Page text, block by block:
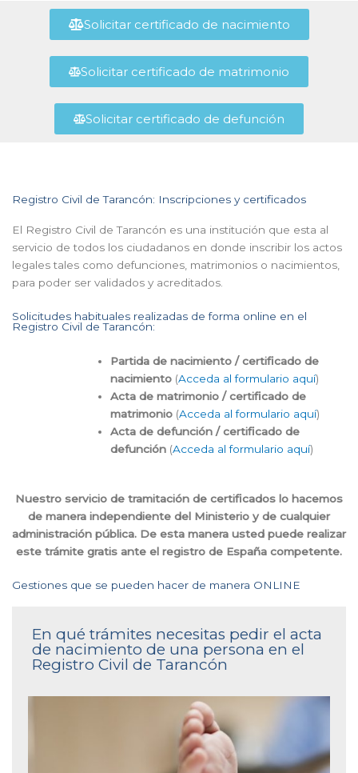
Solicitar certificado de nacimiento
Solicitar certificado de matrimonio
Solicitar certificado de defunción
Registro Civil de Tarancón: Inscripciones y certificados
El Registro Civil de Tarancón es una institución que esta al
servicio de todos los ciudadanos en donde inscribir los actos
legales tales como defunciones, matrimonios o nacimientos,
para poder ser validados y acreditados.
Solicitudes habituales realizadas de forma online en el
Registro Civil de Tarancón:
Partida de nacimiento / certificado de
nacimiento (Acceda al formulario aquí)
Acta de matrimonio / certificado de
matrimonio (Acceda al formulario aquí)
Acta de defunción / certificado de
defunción (Acceda al formulario aquí)
Nuestro servicio de tramitación de certificados lo hacemos
de manera independiente del Ministerio y de cualquier
administración pública. De esta manera usted puede realizar
este trámite gratis ante el registro de España competente.
Gestiones que se pueden hacer de manera ONLINE
En qué trámites necesitas pedir el acta
de nacimiento de una persona en el
Registro Civil de Tarancón